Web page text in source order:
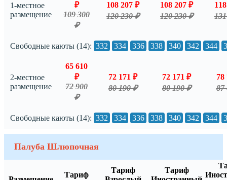
1-местное
размещение
₽
109 300
₽
108 207 ₽
120 230 ₽
108 207 ₽
120 230 ₽
Свободные каюты (14): 332 334 336 338 340 342 344
2-местное
размещение
65 610
₽
72 900
₽
72 171 ₽
80 190 ₽
72 171 ₽
80 190 ₽
78
87
Свободные каюты (14): 332 334 336 338 340 342 344
Палуба Шлюпочная
Тариф
Тариф
Тариф